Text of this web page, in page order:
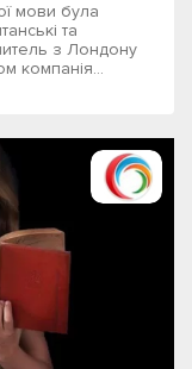
мови була
та
з Лондону
компанія...